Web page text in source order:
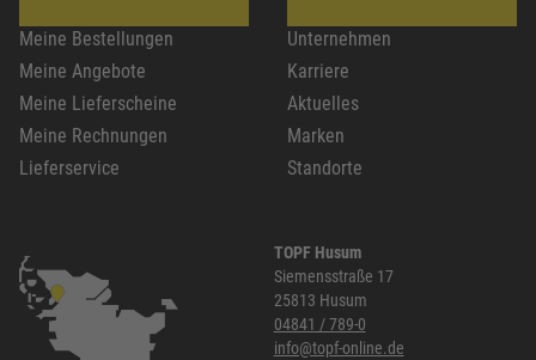
Meine Bestellungen
Meine Angebote
Meine Lieferscheine
Meine Rechnungen
Lieferservice
Unternehmen
Karriere
Aktuelles
Marken
Standorte
TOPF Husum
Siemensstraße 17
25813 Husum
04841 / 789-0
info@topf-online.de